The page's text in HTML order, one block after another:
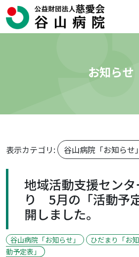
お知らせ
表示カテゴリ: 谷山病院「お知らせ」
地域活動支援センタ
り 5月の「活動予
開しました。
谷山病院「お知らせ」 ひだまり「お知
動予定表」